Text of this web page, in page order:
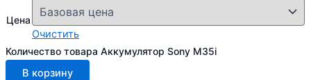
Цена
Очистить
Количество товара Аккумулятор Sony M35i
В корзину